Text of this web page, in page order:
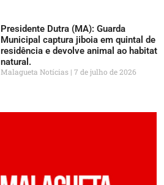
Presidente Dutra (MA): Guarda
Municipal captura jiboia em quintal de
residência e devolve animal ao habitat
natural.
Malagueta Notícias 7 de julho de 2026